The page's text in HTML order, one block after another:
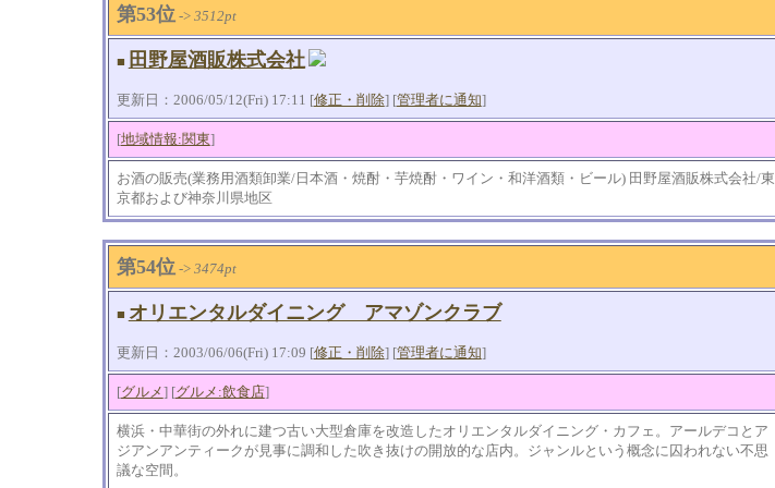
第53位-> 3512pt
■ 田野屋酒販株式会社
更新日：2006/05/12(Fri) 17:11 [修正・削除] [管理者に通知]
[地域情報:関東]
お酒の販売(業務用酒類卸業/日本酒・焼酎・芋焼酎・ワイン・和洋酒類・ビール) 田野屋酒販株式会社/東
京都および神奈川県地区
第54位-> 3474pt
■ オリエンタルダイニング アマゾンクラブ
更新日：2003/06/06(Fri) 17:09 [修正・削除] [管理者に通知]
[グルメ] [グルメ:飲食店]
横浜・中華街の外れに建つ古い大型倉庫を改造したオリエンタルダイニング・カフェ。アールデコとア
ジアンアンティークが見事に調和した吹き抜けの開放的な店内。ジャンルという概念に囚われない不思
議な空間。